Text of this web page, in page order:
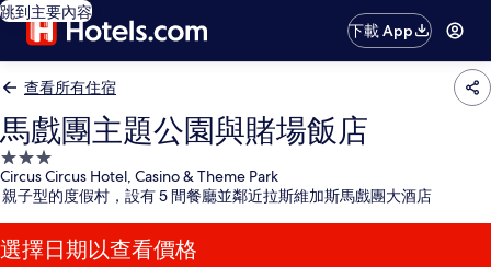
跳到主要內容
下載 App
查看所有住宿
馬戲團主題公園與賭場飯店
3.0
星
級
住
宿
Circus Circus Hotel, Casino & Theme Park
親子型的度假村，設有 5 間餐廳並鄰近拉斯維加斯馬戲團大酒店
選擇日期以查看價格